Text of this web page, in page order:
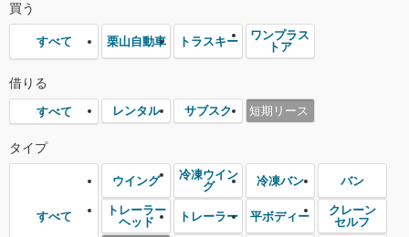
買う
すべて 栗山自動車 トラスキー
ワンプラス
トア
借りる
すべて レンタル サブスク 短期リース
タイプ
すべて
ウイング
冷凍ウイン
グ
冷凍バン バン
トレーラー
ヘッド
トレーラー 平ボディー
クレーン
セルフ